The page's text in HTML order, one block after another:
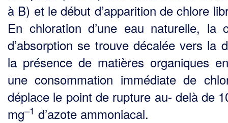
à B) et le début d’apparition de chlore
En chloration d’une eau naturelle, la
d’absorption se trouve décalée vers la
la présence de matières organiques
une consommation immédiate de
déplace le point de rupture au- delà de
mg–1 d’azote ammoniacal.